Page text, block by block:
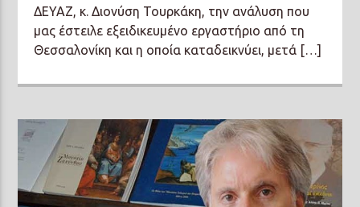
ΔΕΥΑΖ, κ. Διονύση Τουρκάκη, την ανάλυση που
μας έστειλε εξειδικευμένο εργαστήριο από τη
Θεσσαλονίκη και η οποία καταδεικνύει, μετά […]